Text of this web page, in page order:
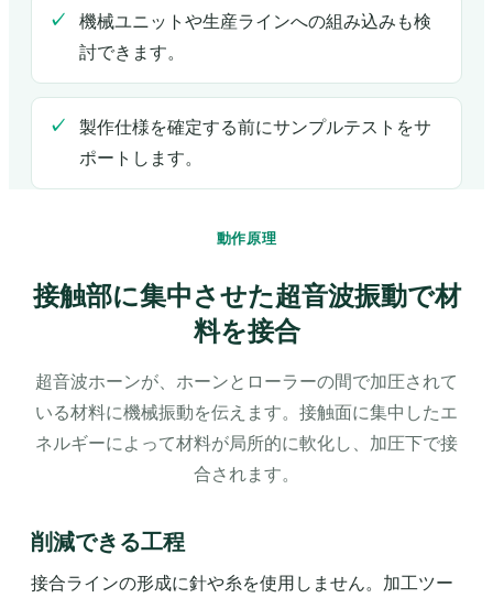
機械ユニットや生産ラインへの組み込みも検
討できます。
製作仕様を確定する前にサンプルテストをサ
ポートします。
動作原理
接触部に集中させた超音波振動で材
料を接合
超音波ホーンが、ホーンとローラーの間で加圧されて
いる材料に機械振動を伝えます。接触面に集中したエ
ネルギーによって材料が局所的に軟化し、加圧下で接
合されます。
削減できる工程
接合ラインの形成に針や糸を使用しません。加工ツー